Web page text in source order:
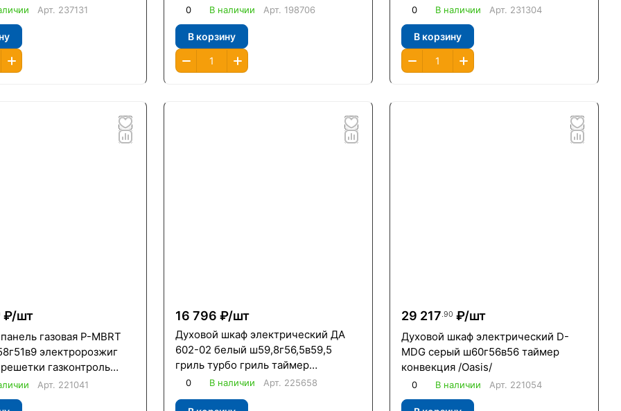
Арт. 237131
чугунные решетки газконтроль /
Гефест/
0 В наличии Арт. 198706
В корзину
/Oasis/
0 В наличии Арт. 231304
В корзину
₽/шт
газовая P-MBRT
электророзжиг
газконтроль
/Oasis/
Арт. 221041
16 796 ₽/шт
Духовой шкаф электрический ДА
602-02 белый ш59,8г56,5в59,5
гриль турбо гриль таймер
сенсорный /Гефест/ Уценка
0 В наличии Арт. 225658
29 217.90 ₽/шт
Духовой шкаф электрический D-
MDG серый ш60г56в56 таймер
конвекция /Oasis/
0 В наличии Арт. 221054